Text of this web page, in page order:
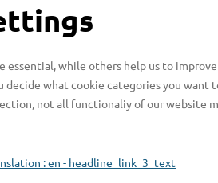
essential, while others help us to
what cookie categories you want
not all functionaliy of our website
: en - headline_link_3_text